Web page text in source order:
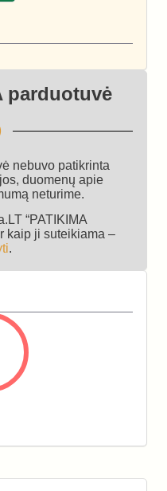
parduotuvė
nebuvo patikrinta
duomenų apie
neturime.
“PATIKIMA
kaip ji suteikiama –
.